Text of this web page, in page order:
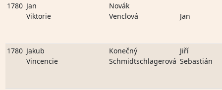
1780 Jan
Viktorie
Novák
Venclová
Jan
1780 Jakub
Vincencie
Konečný
Schmidtschlagerová
Jiří
Sebastián